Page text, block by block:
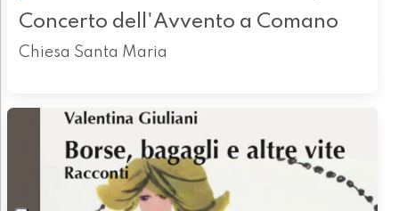
Concerto dell'Avvento a Comano
Chiesa Santa Maria